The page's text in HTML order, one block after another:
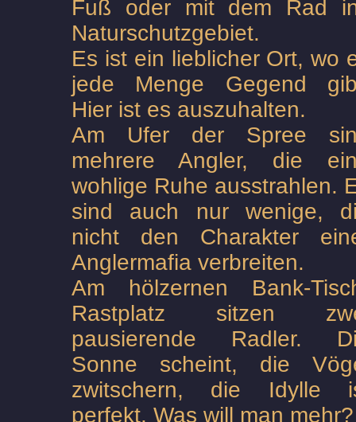
Fuß oder mit dem Rad
Naturschutzgebiet.
Es ist ein lieblicher Ort, wo
jede Menge Gegend
Hier ist es auszuhalten.
Am Ufer der Spree
mehrere Angler, die
wohlige Ruhe ausstrahlen.
sind auch nur wenige,
nicht den Charakter
Anglermafia verbreiten.
Am hölzernen Bank-
Rastplatz sitzen
pausierende Radler.
Sonne scheint, die
zwitschern, die Idylle
perfekt. Was will man mehr?